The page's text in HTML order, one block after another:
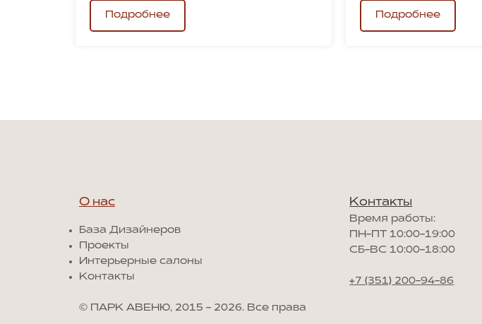
Подробнее Подробнее
О нас
База Дизайнеров
Проекты
Интерьерные салоны
Контакты
© ПАРК АВЕНЮ, 2015 - 2026. Все права
Контакты
Время работы:
ПН-ПТ 10:00-19:00
СБ-ВС 10:00-18:00
+7 (351) 200-94-86